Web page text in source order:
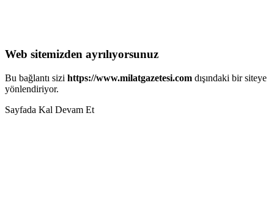
Web sitemizden ayrılıyorsunuz
Bu bağlantı sizi https://www.milatgazetesi.com dışındaki bir siteye
yönlendiriyor.
Sayfada Kal Devam Et